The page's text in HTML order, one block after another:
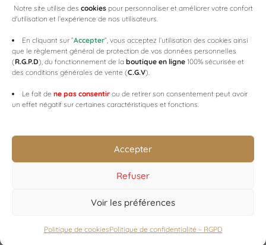
Notre site utilise des cookies pour personnaliser et améliorer votre confort
d'utilisation et l’expérience de nos utilisateurs.
En cliquant sur ”Accepter”, vous acceptez l’utilisation des cookies ainsi
que le règlement général de protection de vos données personnelles
(R.G.P.D), du fonctionnement de la boutique en ligne 100% sécurisée et
des conditions générales de vente (C.G.V).
Le fait de ne pas consentir ou de retirer son consentement peut avoir
un effet négatif sur certaines caractéristiques et fonctions.
Accepter
Refuser
Voir les préférences
Politique de cookiesPolitique de confidentialité – RGPD
CAP'C
CELLES SUR OURCE
CHAMPAGNE DAY
COTEAUX,MAISONS & CAVES DE CHAMPAGNE
SAULTE BOUCHON
© Copyright 2019 Marcel Deheurles